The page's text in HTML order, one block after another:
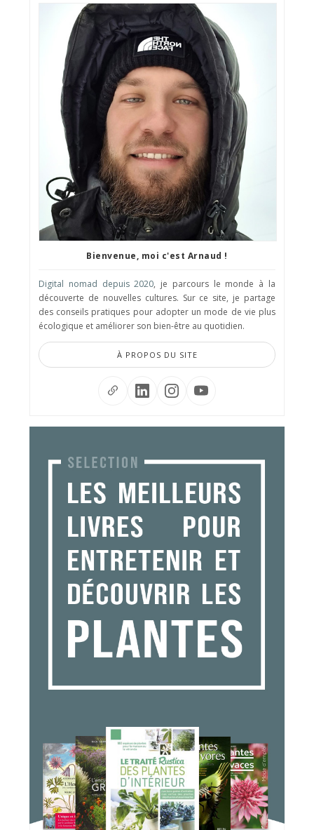
Bienvenue, moi c'est Arnaud !
Digital nomad depuis 2020, je parcours le monde à la
découverte de nouvelles cultures. Sur ce site, je partage
des conseils pratiques pour adopter un mode de vie plus
écologique et améliorer son bien-être au quotidien.
À PROPOS DU SITE